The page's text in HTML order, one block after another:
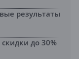
результаты
до 30%